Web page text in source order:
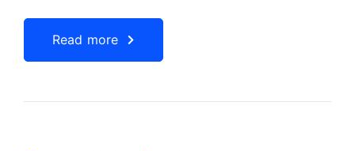
Read more